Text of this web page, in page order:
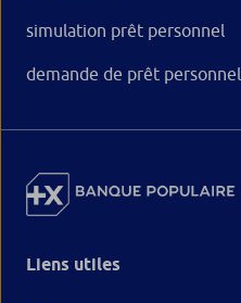
simulation prêt personnel
demande de prêt personnel
Liens utiles